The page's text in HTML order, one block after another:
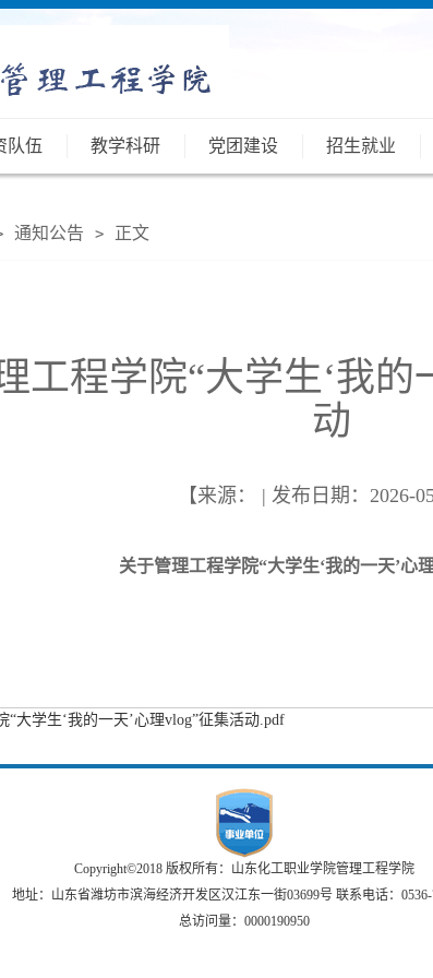
队伍 教学科研 党团建设 招生就业
通知公告 > 正文
工程学院“大学生‘我的
动
【来源： | 发布日期：2026-
关于管理工程学院“大学生‘我的一天’心
“大学生‘我的一天’心理vlog”征集活动.pdf
Copyright©2018 版权所有：山东化工职业学院管理工程学院
地址：山东省潍坊市滨海经济开发区汉江东一街03699号 联系电话：0536-
总访问量： 0000190950